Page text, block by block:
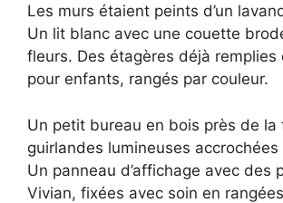
Les murs étaient peints d’un
Un lit blanc avec une couette
fleurs. Des étagères déjà remplies
pour enfants, rangés par couleur.
Un petit bureau en bois près de la
guirlandes lumineuses
Un panneau d’affichage avec des
Vivian, fixées avec soin en